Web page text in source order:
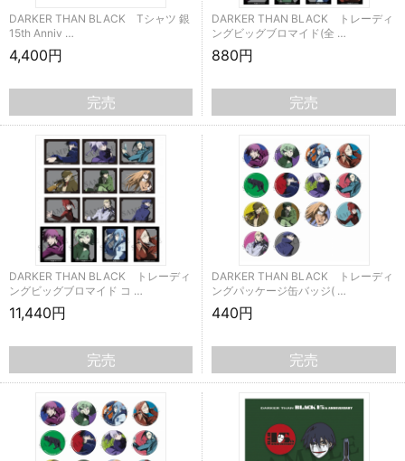
DARKER THAN BLACK Tシャツ 銀
15th Anniv …
4,400円
完売
DARKER THAN BLACK トレーディ
ングビッグブロマイド(全 …
880円
完売
DARKER THAN BLACK トレーディ
ングビッグブロマイド コ …
11,440円
完売
DARKER THAN BLACK トレーディ
ングパッケージ缶バッジ( …
440円
完売